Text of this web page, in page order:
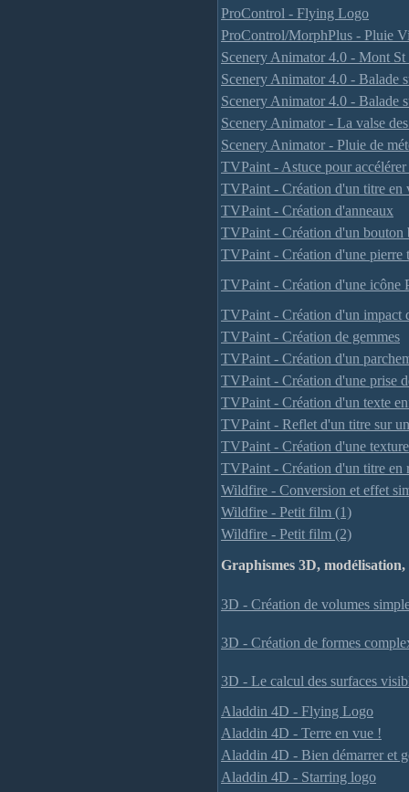
ProControl - Flying Logo
ProControl/MorphPlus - Pluie
Scenery Animator 4.0 - Mont St
Scenery Animator 4.0 - Balade
Scenery Animator 4.0 - Balade
Scenery Animator - La valse
Scenery Animator - Pluie de
TVPaint - Astuce pour
TVPaint - Création d'un titre en
TVPaint - Création d'anneaux
TVPaint - Création d'un bouton
TVPaint - Création d'une pierre
TVPaint - Création d'une icône
TVPaint - Création d'un impact
TVPaint - Création de gemmes
TVPaint - Création d'un
TVPaint - Création d'une prise
TVPaint - Création d'un texte
TVPaint - Reflet d'un titre sur
TVPaint - Création d'une
TVPaint - Création d'un titre en
Wildfire - Conversion et effet
Wildfire - Petit film (1)
Wildfire - Petit film (2)
Graphismes 3D,
3D - Création de volumes
3D - Création de formes
3D - Le calcul des surfaces
Aladdin 4D - Flying Logo
Aladdin 4D - Terre en vue !
Aladdin 4D - Bien démarrer et
Aladdin 4D - Starring logo